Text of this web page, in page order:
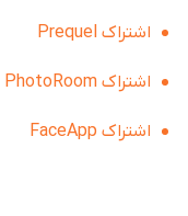
اشتراک Prequel
اشتراک PhotoRoom
اشتراک FaceApp